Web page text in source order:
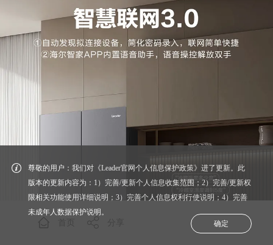
尊敬的用户：我们对《Leader官网个人信息保护政策》进了更新。此
版本的更新内容为：1）完善/更新个人信息收集范围；2）完善/更新权
限相关功能使用详细说明；3）完善个人信息权利行使说明；4）完善
未成年人数据保护说明。
确定